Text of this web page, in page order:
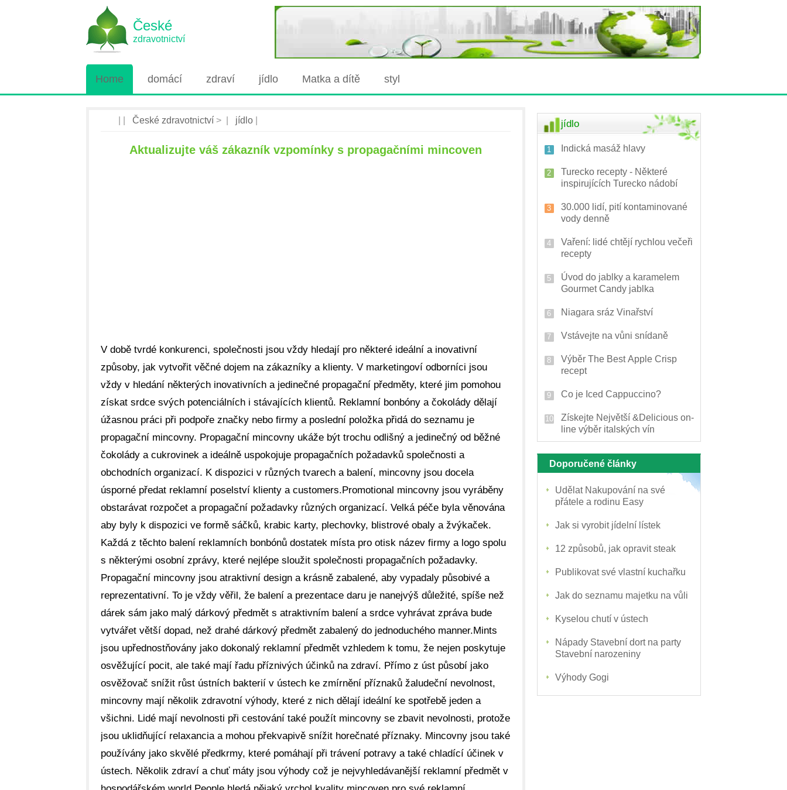
České
zdravotnictví
Home domácí zdraví jídlo Matka a dítě styl
České zdravotnictví > | jídlo
Aktualizujte váš zákazník vzpomínky s propagačními mincoven
V době tvrdé konkurenci, společnosti jsou vždy hledají pro některé ideální a inovativní
způsoby, jak vytvořit věčné dojem na zákazníky a klienty. V marketingoví odborníci jsou
vždy v hledání některých inovativních a jedinečné propagační předměty, které jim pomohou
získat srdce svých potenciálních i stávajících klientů. Reklamní bonbóny a čokolády dělají
úžasnou práci při podpoře značky nebo firmy a poslední položka přidá do seznamu je
propagační mincovny. Propagační mincovny ukáže být trochu odlišný a jedinečný od běžné
čokolády a cukrovinek a ideálně uspokojuje propagačních požadavků společnosti a
obchodních organizací. K dispozici v různých tvarech a balení, mincovny jsou docela
úsporné předat reklamní poselství klienty a customers.Promotional mincovny jsou vyráběny
obstarávat rozpočet a propagační požadavky různých organizací. Velká péče byla věnována
aby byly k dispozici ve formě sáčků, krabic karty, plechovky, blistrové obaly a žvýkaček.
Každá z těchto balení reklamních bonbónů dostatek místa pro otisk název firmy a logo spolu
s některými osobní zprávy, které nejlépe sloužit společnosti propagačních požadavky.
Propagační mincovny jsou atraktivní design a krásně zabalené, aby vypadaly působivé a
reprezentativní. To je vždy věřil, že balení a prezentace daru je nanejvýš důležité, spíše než
dárek sám jako malý dárkový předmět s atraktivním balení a srdce vyhrávat zpráva bude
vytvářet větší dopad, než drahé dárkový předmět zabalený do jednoduchého manner.Mints
jsou upřednostňovány jako dokonalý reklamní předmět vzhledem k tomu, že nejen poskytuje
osvěžující pocit, ale také mají řadu příznivých účinků na zdraví. Přímo z úst působí jako
osvěžovač snížit růst ústních bakterií v ústech ke zmírnění příznaků žaludeční nevolnost,
mincovny mají několik zdravotní výhody, které z nich dělají ideální ke spotřebě jeden a
všichni. Lidé mají nevolnosti při cestování také použít mincovny se zbavit nevolnosti, protože
jsou uklidňující relaxancia a mohou překvapivě snížit horečnaté příznaky. Mincovny jsou také
používány jako skvělé předkrmy, které pomáhají při trávení potravy a také chladící účinek v
ústech. Několik zdraví a chuť máty jsou výhody což je nejvyhledávanější reklamní předmět v
jídlo
Indická masáž hlavy
Turecko recepty - Některé
inspirujících Turecko nádobí
30.000 lidí, pití kontaminované
vody denně
Vaření: lidé chtějí rychlou večeři
recepty
Úvod do jablky a karamelem
Gourmet Candy jablka
Niagara sráz Vinařství
Vstávejte na vůni snídaně
Výběr The Best Apple Crisp
recept
Co je Iced Cappuccino?
Získejte Největší &Delicious on-
line výběr italských vín
Doporučené články
Udělat Nakupování na své
přátele a rodinu Easy
Jak si vyrobit jídelní lístek
12 způsobů, jak opravit steak
Publikovat své vlastní kuchařku
Jak do seznamu majetku na vůli
Kyselou chutí v ústech
Nápady Stavební dort na party
Stavební narozeniny
Výhody Gogi